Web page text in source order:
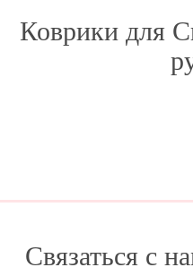
Коврики для
Связаться с